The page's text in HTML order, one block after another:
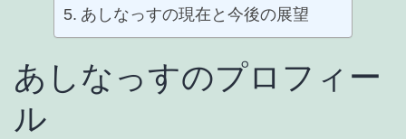
あしなっすの現在と今後の展望
あしなっすのプロフィー
ル